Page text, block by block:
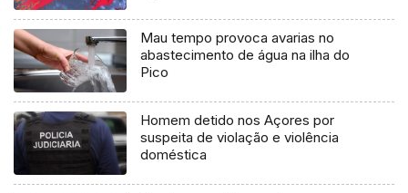
Mau tempo provoca avarias no
abastecimento de água na ilha do
Pico
Homem detido nos Açores por
suspeita de violação e violência
doméstica